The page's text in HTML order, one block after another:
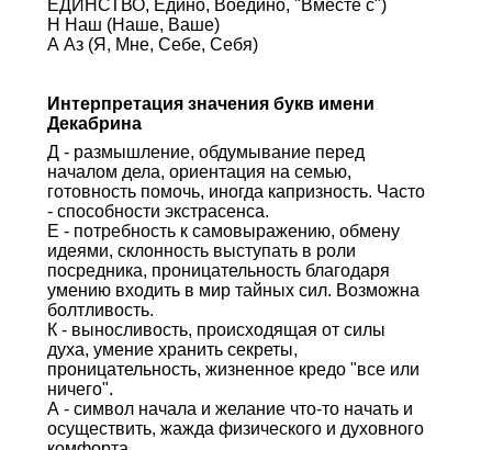
ЕДИНСТВО, Едино, Воедино, "Вместе с")
Н Наш (Наше, Ваше)
А Аз (Я, Мне, Себе, Себя)
Интерпретация значения букв имени
Декабрина
Д - размышление, обдумывание перед
началом дела, ориентация на семью,
готовность помочь, иногда капризность. Часто
- способности экстрасенса.
Е - потребность к самовыражению, обмену
идеями, склонность выступать в роли
посредника, проницательность благодаря
умению входить в мир тайных сил. Возможна
болтливость.
К - выносливость, происходящая от силы
духа, умение хранить секреты,
проницательность, жизненное кредо "все или
ничего".
А - символ начала и желание что-то начать и
осуществить, жажда физического и духовного